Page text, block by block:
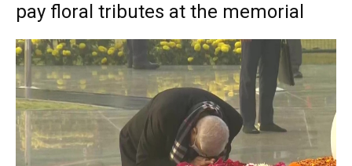
pay floral tributes at the memorial